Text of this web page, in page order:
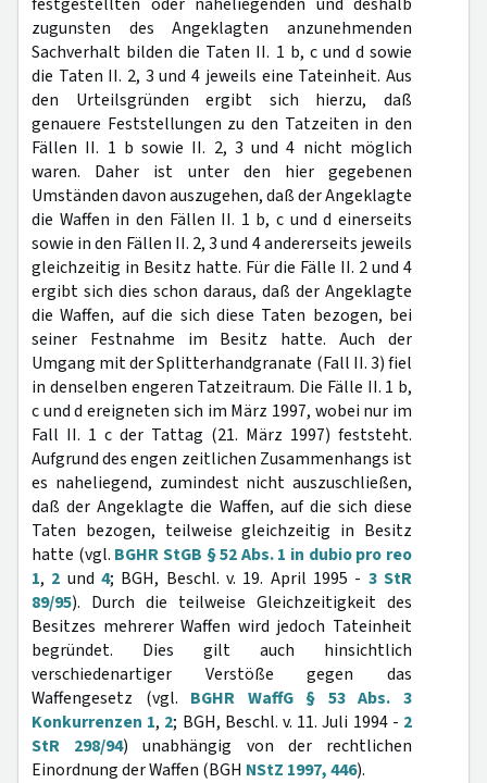
zugunsten des Angeklagten anzunehmenden
Sachverhalt bilden die Taten II. 1 b, c und d sowie
die Taten II. 2, 3 und 4 jeweils eine Tateinheit. Aus
den Urteilsgründen ergibt sich hierzu, daß
genauere Feststellungen zu den Tatzeiten in den
Fällen II. 1 b sowie II. 2, 3 und 4 nicht möglich
waren. Daher ist unter den hier gegebenen
Umständen davon auszugehen, daß der Angeklagte
die Waffen in den Fällen II. 1 b, c und d einerseits
sowie in den Fällen II. 2, 3 und 4 andererseits jeweils
gleichzeitig in Besitz hatte. Für die Fälle II. 2 und 4
ergibt sich dies schon daraus, daß der Angeklagte
die Waffen, auf die sich diese Taten bezogen, bei
seiner Festnahme im Besitz hatte. Auch der
Umgang mit der Splitterhandgranate (Fall II. 3) fiel
in denselben engeren Tatzeitraum. Die Fälle II. 1 b,
c und d ereigneten sich im März 1997, wobei nur im
Fall II. 1 c der Tattag (21. März 1997) feststeht.
Aufgrund des engen zeitlichen Zusammenhangs ist
es naheliegend, zumindest nicht auszuschließen,
daß der Angeklagte die Waffen, auf die sich diese
Taten bezogen, teilweise gleichzeitig in Besitz
hatte (vgl. BGHR StGB § 52 Abs. 1 in dubio pro reo
1, 2 und4; BGH, Beschl. v. 19. April 1995 - 3 StR
89/95). Durch die teilweise Gleichzeitigkeit des
Besitzes mehrerer Waffen wird jedoch Tateinheit
begründet. Dies gilt auch hinsichtlich
verschiedenartiger Verstöße gegen das
Waffengesetz (vgl. BGHR WaffG § 53 Abs. 3
Konkurrenzen 1, 2; BGH, Beschl. v. 11. Juli 1994 - 2
StR 298/94) unabhängig von der rechtlichen
Einordnung der Waffen (BGH NStZ 1997, 446).